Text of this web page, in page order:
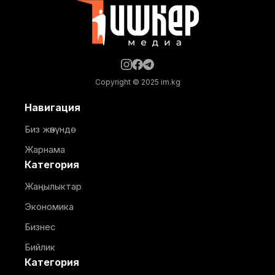
Copyright © 2025 im.kg
Навигация
Биз жөнүндө
Жарнама
Категория
Жаңылыктар
Экономика
Бизнес
Бийлик
Категория